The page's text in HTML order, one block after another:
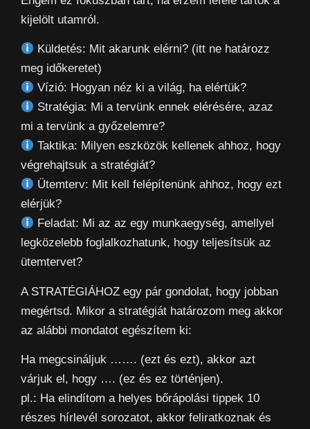
kijelölt utamról.
Küldetés: Mit akarunk elérni? (itt ne határozz
meg időkeretet)
Vízió: Hogyan néz ki a világ, ha elértük?
Stratégia: Mi a tervünk ennek elérésére, azaz
mi a tervünk a győzelemre?
Taktika: Milyen eszközök kellenek ahhoz, hogy
végrehajtsuk a stratégiát?
Ütemterv: Mit kell felépítenünk ahhoz, hogy ezt
elérjük?
Feladat: Mi az az egy munkaegység, amellyel
legközelebb foglalkozhatunk, hogy teljesítsük az
ütemtervet?
A STRATÉGIÁHOZ egy pár gondolat, hogy jobban
megértsd. Mikor a stratégiát határozom meg akkor
az alábbi mondatot egészítem ki:
Ha megcsináljuk ……. (ezt és ezt), akkor azt
várjuk el, hogy …. (ez és ez történjen).
pl.: Ha elindítom a helyes bőrápolási tippek 10
részes hírlevél sorozatot, akkor feliratkoznak és